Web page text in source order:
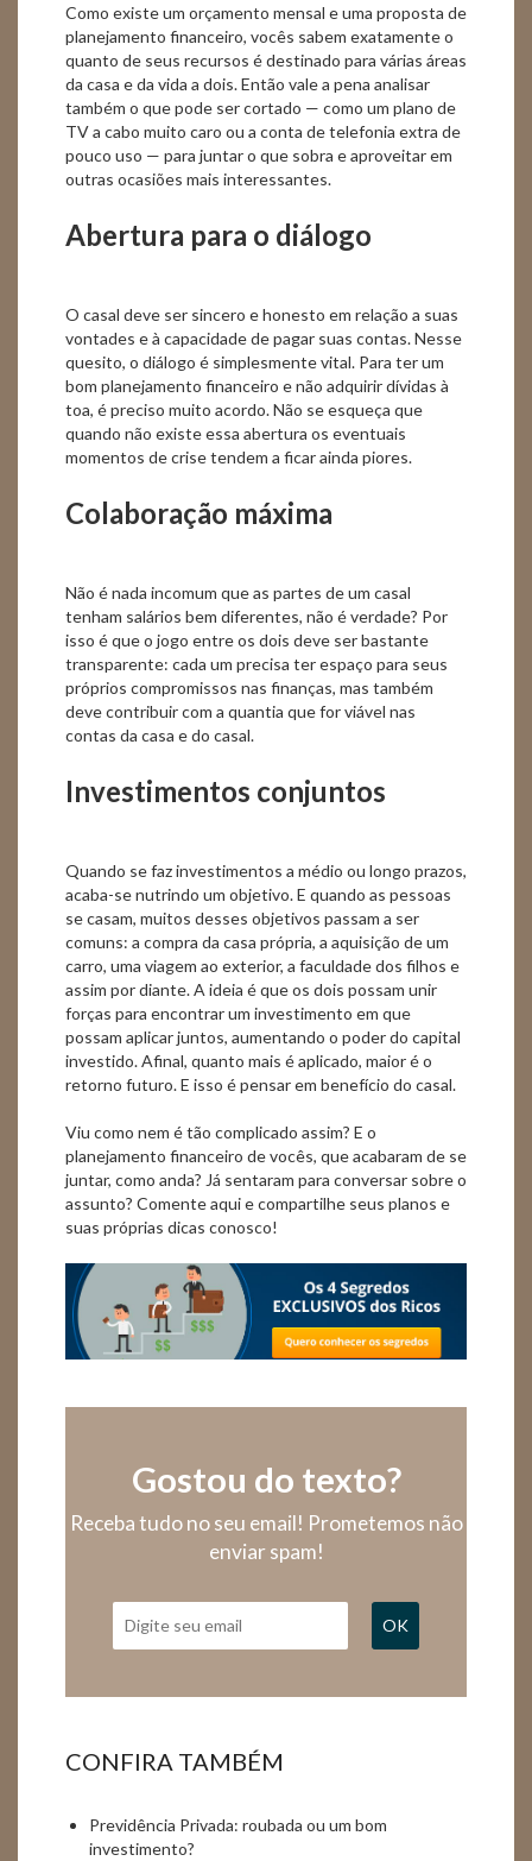
Como existe um orçamento mensal e uma proposta de
planejamento financeiro, vocês sabem exatamente o
quanto de seus recursos é destinado para várias áreas
da casa e da vida a dois. Então vale a pena analisar
também o que pode ser cortado — como um plano de
TV a cabo muito caro ou a conta de telefonia extra de
pouco uso — para juntar o que sobra e aproveitar em
outras ocasiões mais interessantes.
Abertura para o diálogo
O casal deve ser sincero e honesto em relação a suas
vontades e à capacidade de pagar suas contas. Nesse
quesito, o diálogo é simplesmente vital. Para ter um
bom planejamento financeiro e não adquirir dívidas à
toa, é preciso muito acordo. Não se esqueça que
quando não existe essa abertura os eventuais
momentos de crise tendem a ficar ainda piores.
Colaboração máxima
Não é nada incomum que as partes de um casal
tenham salários bem diferentes, não é verdade? Por
isso é que o jogo entre os dois deve ser bastante
transparente: cada um precisa ter espaço para seus
próprios compromissos nas finanças, mas também
deve contribuir com a quantia que for viável nas
contas da casa e do casal.
Investimentos conjuntos
Quando se faz investimentos a médio ou longo prazos,
acaba-se nutrindo um objetivo. E quando as pessoas
se casam, muitos desses objetivos passam a ser
comuns: a compra da casa própria, a aquisição de um
carro, uma viagem ao exterior, a faculdade dos filhos e
assim por diante. A ideia é que os dois possam unir
forças para encontrar um investimento em que
possam aplicar juntos, aumentando o poder do capital
investido. Afinal, quanto mais é aplicado, maior é o
retorno futuro. E isso é pensar em benefício do casal.
Viu como nem é tão complicado assim? E o
planejamento financeiro de vocês, que acabaram de se
juntar, como anda? Já sentaram para conversar sobre o
assunto? Comente aqui e compartilhe seus planos e
suas próprias dicas conosco!
Gostou do texto?
Receba tudo no seu email! Prometemos não
enviar spam!
OK
CONFIRA TAMBÉM
Previdência Privada: roubada ou um bom
investimento?